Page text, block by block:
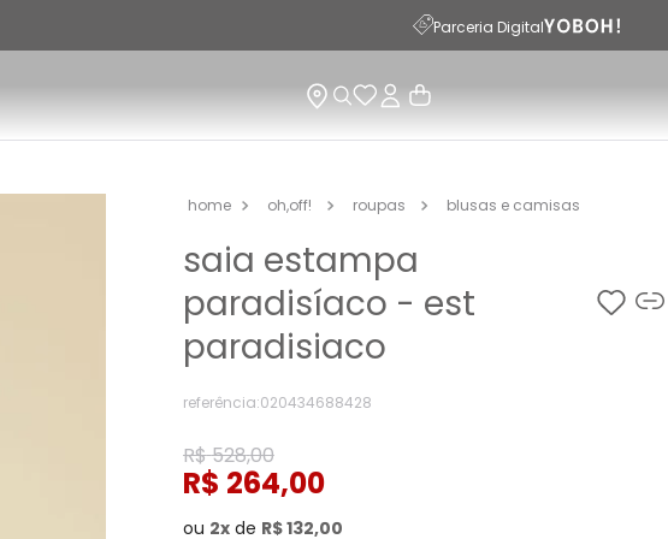
Parceria Digital
oh,off! roupas blusas e camisas
saia estampa
paradisíaco - est
paradisiaco
referência:020434688428
R$528,00
R$ 264,00
ou 2 de R$132,00